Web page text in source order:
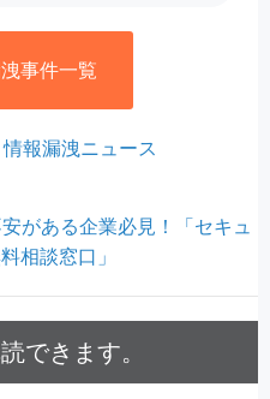
事件一覧
報漏洩ニュース
がある企業必見！「セキュ
相談窓口」
できます。